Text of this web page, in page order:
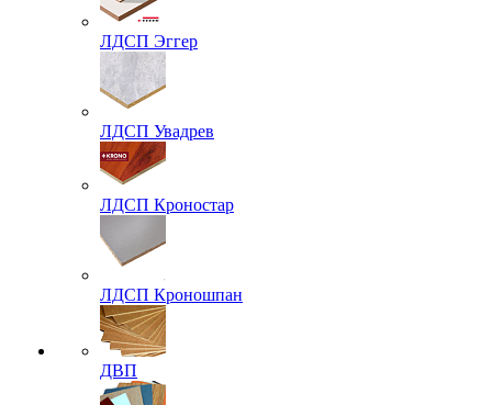
ЛДСП Эггер
ЛДСП Увадрев
ЛДСП Кроностар
ЛДСП Кроношпан
ДВП